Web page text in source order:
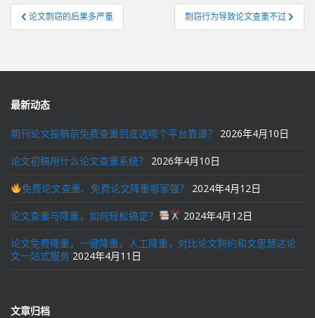
文
章
航
论文剽窃的后果多严重 剽窃行为导致论文查重不过
最新动态
期刊论文投稿前免费查重到底选哪个平台靠谱？ 2026年4月10日
论文初稿用什么论文查重系统？ 2026年4月10日
免费论文查重、免费论文降重哪家强？ 2024年4月12日
论文查重与降重，如何轻松搞定？ 2024年4月12日
论文免费降重，一键降重，人工降重，对比论文狗的和文思慧达论
文一站式服务 2024年4月11日
文章归档